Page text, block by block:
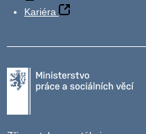
Kariéra